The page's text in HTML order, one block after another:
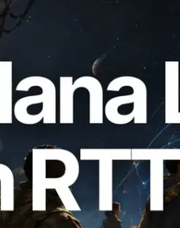
Slot API Uit
7 Wereldwijde
Information API